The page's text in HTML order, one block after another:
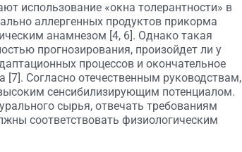
использование «окна толерантности» в
аллергенных продуктов прикорма
анамнезом [4, 6]. Однако такая
прогнозирования, произойдет ли у
процессов и окончательное
[7]. Согласно отечественным руководствам,
сенсибилизирующим потенциалом.
сырья, отвечать требованиям
соответствовать физиологическим